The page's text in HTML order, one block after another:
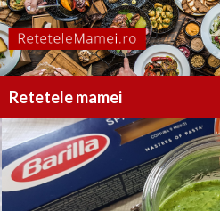
Retetele mamei
LA
CONȚINUT